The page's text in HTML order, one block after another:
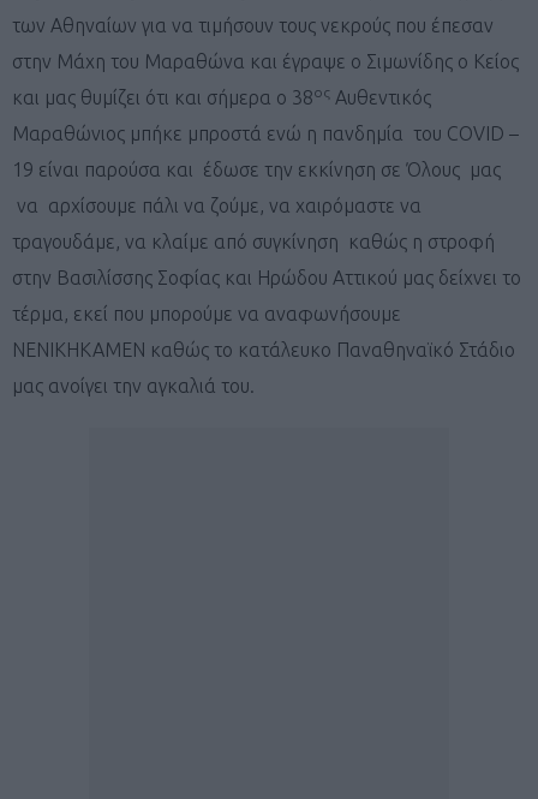
των Αθηναίων για να τιμήσουν τους νεκρούς που έπεσαν
στην Μάχη του Μαραθώνα και έγραψε ο Σιμωνίδης ο Κείος
και μας θυμίζει ότι και σήμερα ο 38ος Αυθεντικός
Μαραθώνιος μπήκε μπροστά ενώ η πανδημία του COVID –
19 είναι παρούσα και έδωσε την εκκίνηση σε Όλους μας
να αρχίσουμε πάλι να ζούμε, να χαιρόμαστε να
τραγουδάμε, να κλαίμε από συγκίνηση καθώς η στροφή
στην Βασιλίσσης Σοφίας και Ηρώδου Αττικού μας δείχνει το
τέρμα, εκεί που μπορούμε να αναφωνήσουμε
ΝΕΝΙΚΗΚΑΜΕΝ καθώς το κατάλευκο Παναθηναϊκό Στάδιο
μας ανοίγει την αγκαλιά του.